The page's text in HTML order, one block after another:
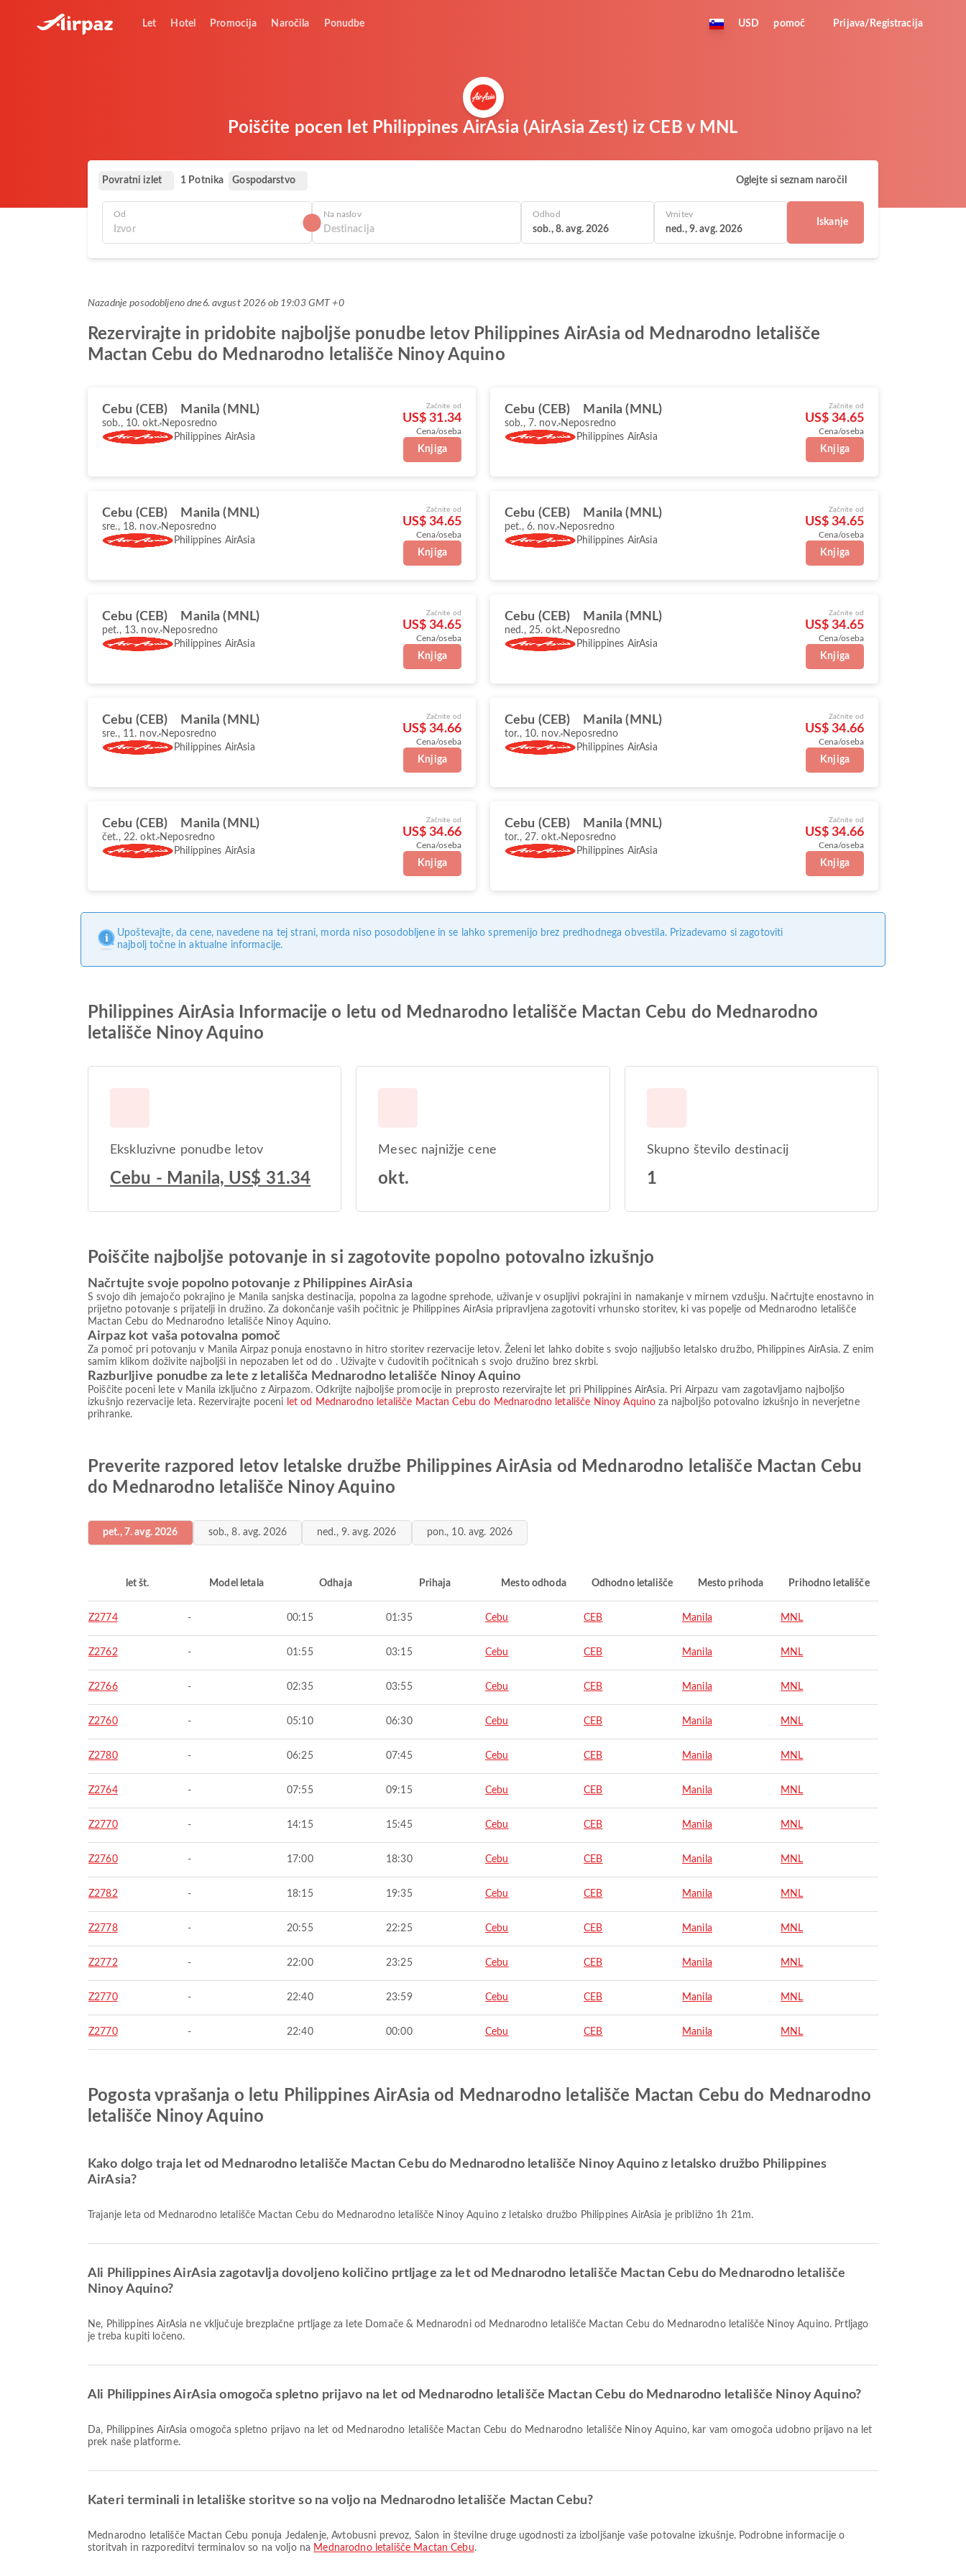
Let Hotel Promocija Naročila Ponudbe USD pomoč Prijava/Registracija
Poiščite pocen let Philippines AirAsia (AirAsia Zest) iz CEB v MNL
Povratni izlet 1 Potnika Gospodarstvo Oglejte si seznam naročil
Od Na naslov Odhod
sob., 8. avg. 2026
Vrnitev
ned., 9. avg. 2026
Iskanje
Nazadnje posodobljeno dne 6. avgust 2026 ob 19:03 GMT +0
Rezervirajte in pridobite najboljše ponudbe letov Philippines AirAsia od Mednarodno letališče
Mactan Cebu do Mednarodno letališče Ninoy Aquino
Cebu (CEB) Manila (MNL)
sob., 10. okt. Neposredno
Philippines AirAsia
Začnite od
US$ 31.34
Cena/oseba
Knjiga
Cebu (CEB) Manila (MNL)
sob., 7. nov. Neposredno
Philippines AirAsia
Začnite od
US$ 34.65
Cena/oseba
Knjiga
Cebu (CEB) Manila (MNL)
sre., 18. nov. Neposredno
Philippines AirAsia
Začnite od
US$ 34.65
Cena/oseba
Knjiga
Cebu (CEB) Manila (MNL)
pet., 6. nov. Neposredno
Philippines AirAsia
Začnite od
US$ 34.65
Cena/oseba
Knjiga
Cebu (CEB) Manila (MNL)
pet., 13. nov. Neposredno
Philippines AirAsia
Začnite od
US$ 34.65
Cena/oseba
Knjiga
Cebu (CEB) Manila (MNL)
ned., 25. okt. Neposredno
Philippines AirAsia
Začnite od
US$ 34.65
Cena/oseba
Knjiga
Cebu (CEB) Manila (MNL)
sre., 11. nov. Neposredno
Philippines AirAsia
Začnite od
US$ 34.66
Cena/oseba
Knjiga
Cebu (CEB) Manila (MNL)
tor., 10. nov. Neposredno
Philippines AirAsia
Začnite od
US$ 34.66
Cena/oseba
Knjiga
Cebu (CEB) Manila (MNL)
čet., 22. okt. Neposredno
Philippines AirAsia
Začnite od
US$ 34.66
Cena/oseba
Knjiga
Cebu (CEB) Manila (MNL)
tor., 27. okt. Neposredno
Philippines AirAsia
Začnite od
US$ 34.66
Cena/oseba
Knjiga
Upoštevajte, da cene, navedene na tej strani, morda niso posodobljene in se lahko spremenijo brez predhodnega obvestila. Prizadevamo si zagotoviti
najbolj točne in aktualne informacije.
Philippines AirAsia Informacije o letu od Mednarodno letališče Mactan Cebu do Mednarodno
letališče Ninoy Aquino
Ekskluzivne ponudbe letov
Cebu - Manila, US$ 31.34
Mesec najnižje cene
okt.
Skupno število destinacij
1
Poiščite najboljše potovanje in si zagotovite popolno potovalno izkušnjo
Načrtujte svoje popolno potovanje z Philippines AirAsia
S svojo dih jemajočo pokrajino je Manila sanjska destinacija, popolna za lagodne sprehode, uživanje v osupljivi pokrajini in namakanje v mirnem vzdušju. Načrtujte enostavno in
prijetno potovanje s prijatelji in družino. Za dokončanje vaših počitnic je Philippines AirAsia pripravljena zagotoviti vrhunsko storitev, ki vas popelje od Mednarodno letališče
Mactan Cebu do Mednarodno letališče Ninoy Aquino.
Airpaz kot vaša potovalna pomoč
Za pomoč pri potovanju v Manila Airpaz ponuja enostavno in hitro storitev rezervacije letov. Želeni let lahko dobite s svojo najljubšo letalsko družbo, Philippines AirAsia. Z enim
samim klikom doživite najboljši in nepozaben let od do . Uživajte v čudovitih počitnicah s svojo družino brez skrbi.
Razburljive ponudbe za lete z letališča Mednarodno letališče Ninoy Aquino
Poiščite poceni lete v Manila izključno z Airpazom. Odkrijte najboljše promocije in preprosto rezervirajte let pri Philippines AirAsia. Pri Airpazu vam zagotavljamo najboljšo
izkušnjo rezervacije leta. Rezervirajte poceni let od Mednarodno letališče Mactan Cebu do Mednarodno letališče Ninoy Aquino za najboljšo potovalno izkušnjo in neverjetne
prihranke.
Preverite razpored letov letalske družbe Philippines AirAsia od Mednarodno letališče Mactan Cebu
do Mednarodno letališče Ninoy Aquino
pet., 7. avg. 2026 sob., 8. avg. 2026 ned., 9. avg. 2026 pon., 10. avg. 2026
let št. Model letala Odhaja Prihaja Mesto odhoda Odhodno letališče Mesto prihoda Prihodno letališče
Z2774 - 00:15 01:35 Cebu CEB Manila MNL
Z2762 - 01:55 03:15 Cebu CEB Manila MNL
Z2766 - 02:35 03:55 Cebu CEB Manila MNL
Z2760 - 05:10 06:30 Cebu CEB Manila MNL
Z2780 - 06:25 07:45 Cebu CEB Manila MNL
Z2764 - 07:55 09:15 Cebu CEB Manila MNL
Z2770 - 14:15 15:45 Cebu CEB Manila MNL
Z2760 - 17:00 18:30 Cebu CEB Manila MNL
Z2782 - 18:15 19:35 Cebu CEB Manila MNL
Z2778 - 20:55 22:25 Cebu CEB Manila MNL
Z2772 - 22:00 23:25 Cebu CEB Manila MNL
Z2770 - 22:40 23:59 Cebu CEB Manila MNL
Z2770 - 22:40 00:00 Cebu CEB Manila MNL
Pogosta vprašanja o letu Philippines AirAsia od Mednarodno letališče Mactan Cebu do Mednarodno
letališče Ninoy Aquino
Kako dolgo traja let od Mednarodno letališče Mactan Cebu do Mednarodno letališče Ninoy Aquino z letalsko družbo Philippines
AirAsia?
Trajanje leta od Mednarodno letališče Mactan Cebu do Mednarodno letališče Ninoy Aquino z letalsko družbo Philippines AirAsia je približno 1h 21m.
Ali Philippines AirAsia zagotavlja dovoljeno količino prtljage za let od Mednarodno letališče Mactan Cebu do Mednarodno letališče
Ninoy Aquino?
Ne, Philippines AirAsia ne vključuje brezplačne prtljage za lete Domače & Mednarodni od Mednarodno letališče Mactan Cebu do Mednarodno letališče Ninoy Aquino. Prtljago
je treba kupiti ločeno.
Ali Philippines AirAsia omogoča spletno prijavo na let od Mednarodno letališče Mactan Cebu do Mednarodno letališče Ninoy Aquino?
Da, Philippines AirAsia omogoča spletno prijavo na let od Mednarodno letališče Mactan Cebu do Mednarodno letališče Ninoy Aquino, kar vam omogoča udobno prijavo na let
prek naše platforme.
Kateri terminali in letališke storitve so na voljo na Mednarodno letališče Mactan Cebu?
Mednarodno letališče Mactan Cebu ponuja Jedalenje, Avtobusni prevoz, Salon in številne druge ugodnosti za izboljšanje vaše potovalne izkušnje. Podrobne informacije o
storitvah in razporeditvi terminalov so na voljo na Mednarodno letališče Mactan Cebu.